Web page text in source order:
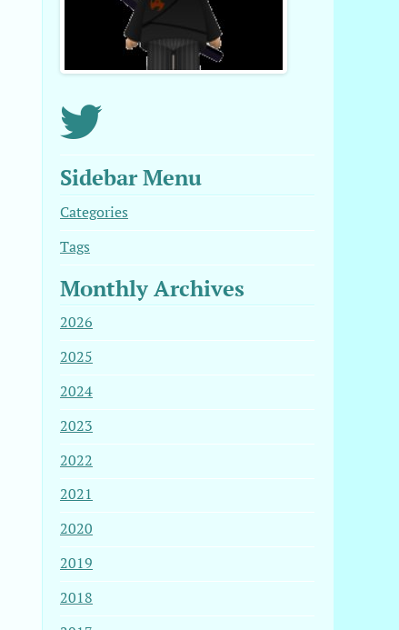
Sidebar Menu
Categories
Tags
Monthly Archives
2026
2025
2024
2023
2022
2021
2020
2019
2018